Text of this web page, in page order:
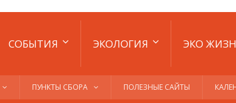
СОБЫТИЯ ЭКОЛОГИЯ ЭКО
ПУНКТЫ СБОРА ПОЛЕЗНЫЕ САЙТЫ